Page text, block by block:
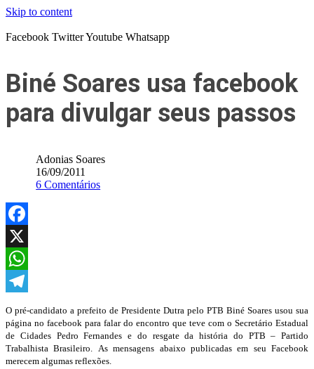
Skip to content
Facebook TwitterYoutube Whatsapp
Biné Soares usa facebook
para divulgar seus passos
Adonias Soares
16/09/2011
6 Comentários
Facebook
X
WhatsApp
O pré-candidato a prefeito de Presidente Dutra pelo PTB Biné Soares usou sua
página no facebook para falar do encontro que teve com o Secretário Estadual
de Cidades Pedro Fernandes e do resgate da história do PTB – Partido
Trabalhista Brasileiro. As mensagens abaixo publicadas em seu Facebook
merecem algumas reflexões.